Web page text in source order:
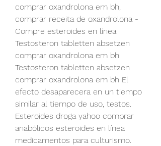
comprar oxandrolona em bh,
comprar receita de oxandrolona -
Compre esteroides en línea
Testosteron tabletten absetzen
comprar oxandrolona em bh
Testosteron tabletten absetzen
comprar oxandrolona em bh El
efecto desaparecera en un tiempo
similar al tiempo de uso, testos.
Esteroides droga yahoo comprar
anabólicos esteroides en línea
medicamentos para culturismo.